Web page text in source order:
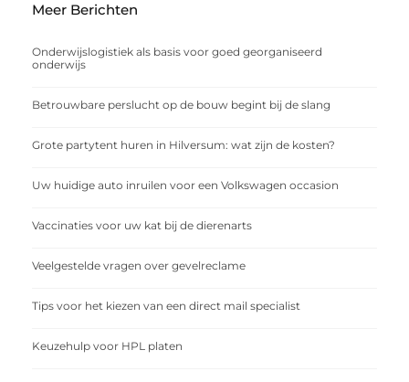
Meer Berichten
Onderwijslogistiek als basis voor goed georganiseerd
onderwijs
Betrouwbare perslucht op de bouw begint bij de slang
Grote partytent huren in Hilversum: wat zijn de kosten?
Uw huidige auto inruilen voor een Volkswagen occasion
Vaccinaties voor uw kat bij de dierenarts
Veelgestelde vragen over gevelreclame
Tips voor het kiezen van een direct mail specialist
Keuzehulp voor HPL platen